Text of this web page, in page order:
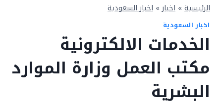
الرئيسية » اخبار » اخبار السعودية
اخبار السعودية
الخدمات الالكترونية
مكتب العمل وزارة الموارد
البشرية